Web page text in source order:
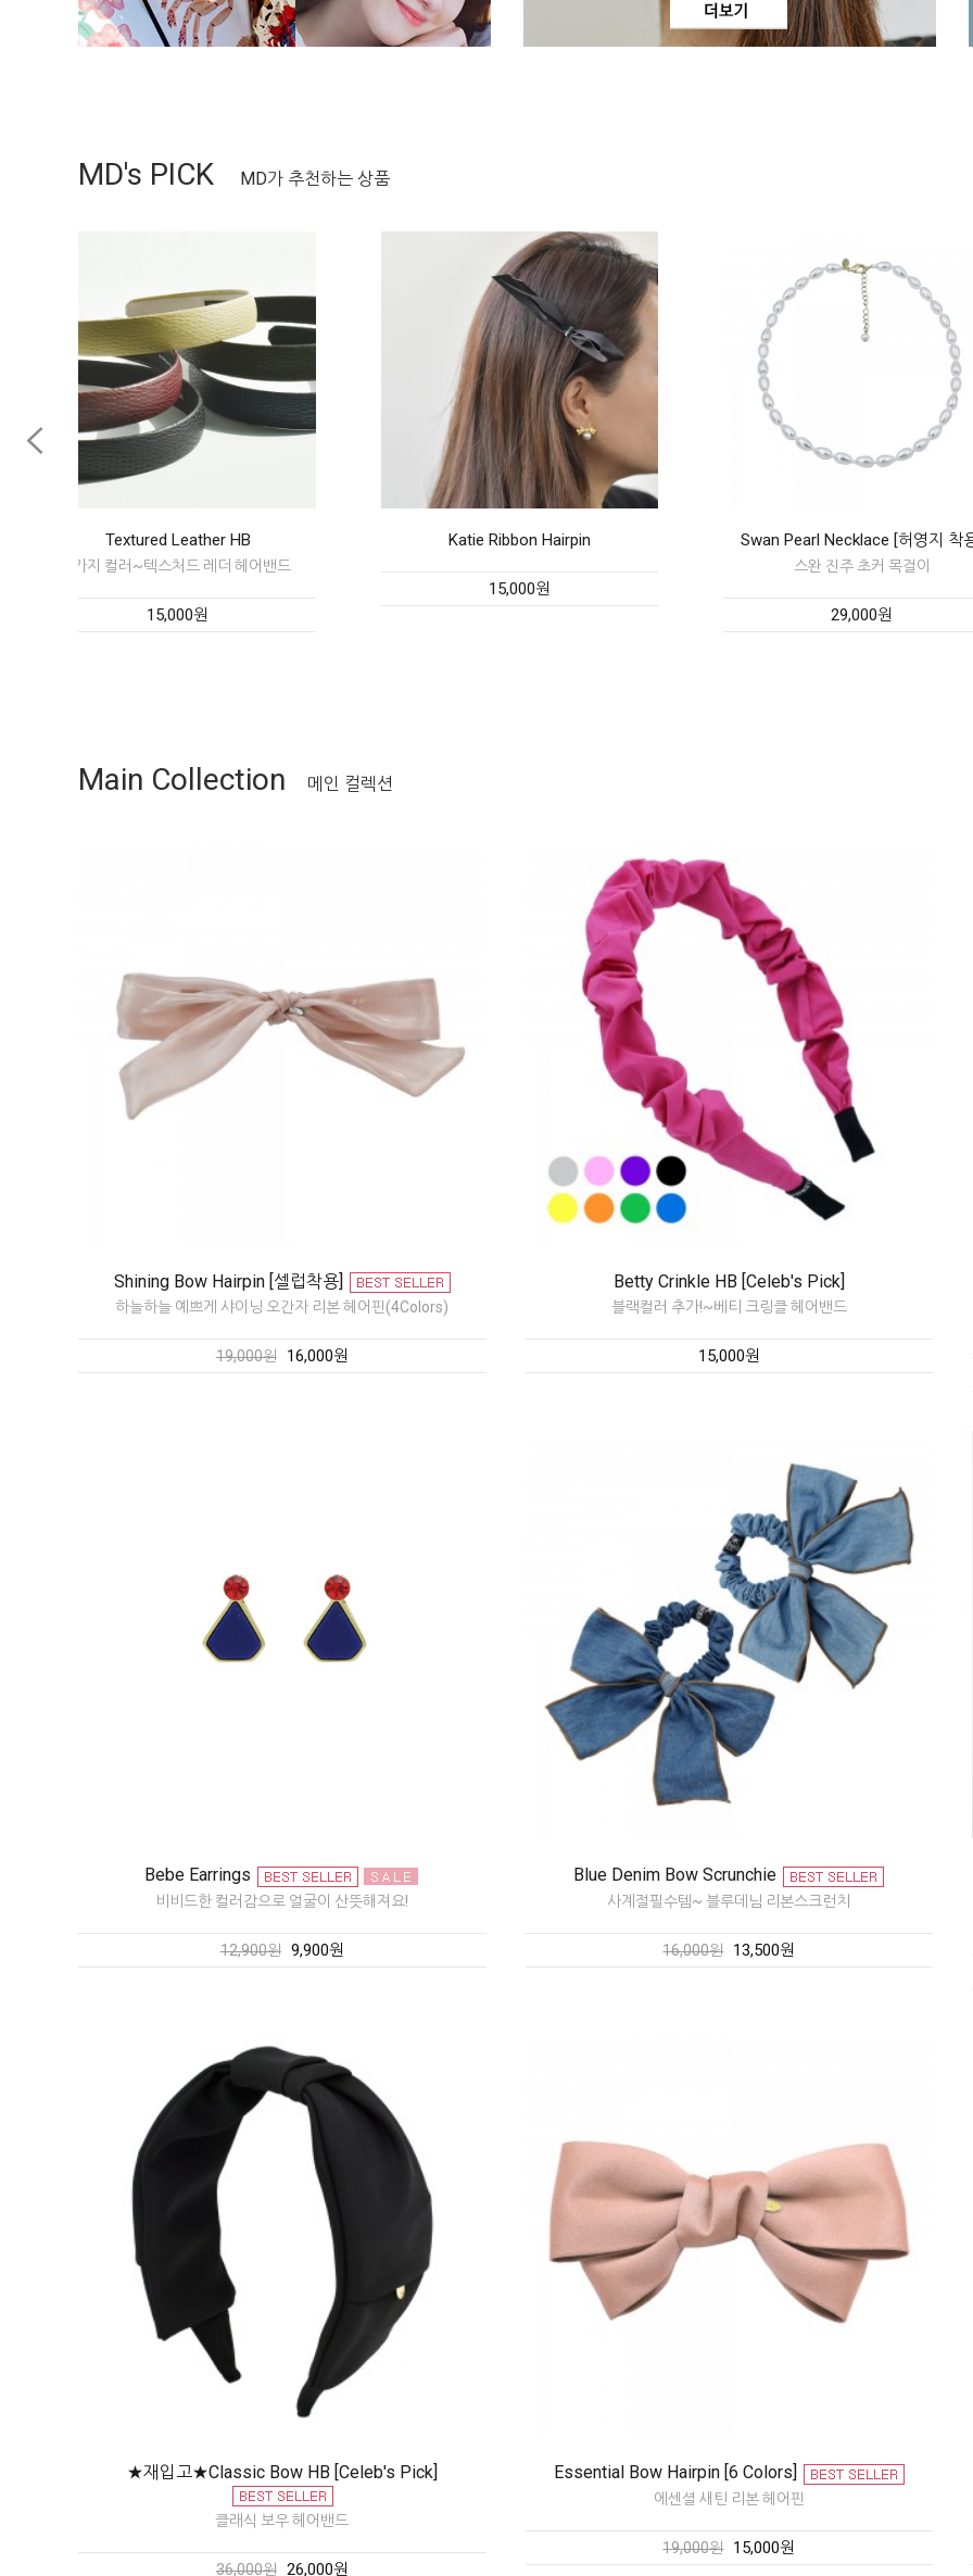
MD's PICK MD가 추천하는 상품
Katie Ribbon Hairpin Swan Pearl Necklace [허영지 착용]
Mini Pearl Flower Earrings
재입고!
45,000원 35,000원
Main Collection 메인 컬렉션
Shining Bow Hairpin [셀럽착용]
하늘하늘 예쁘게 샤이닝 오간자 리본 헤어핀(4Colors)
19,000원 16,000원
Betty Crinkle HB [Celeb's Pick]
블랙컬러 추가!~베티 크링클 헤어밴드
15,000원
Bebe Earrings
비비드한 컬러감으로 얼굴이 산뜻해져요!
12,900원 9,900원
Blue Denim Bow Scrunchie
사계절필수템~ 블루데님 리본스크런치
16,000원 13,500원
★재입고★Classic Bow HB [Celeb's Pick]
클래식 보우 헤어밴드
36,000원 26,000원
Essential Bow Hairpin [6 Colors]
에센셜 새틴 리본 헤어핀
19,000원 15,000원